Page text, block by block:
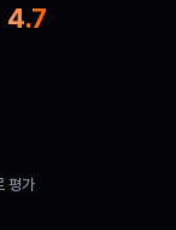
4.7
평가